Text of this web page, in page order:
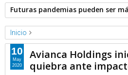
Futuras pandemias pueden ser
Inicio
Forbes
Noticias
Avianca Holdings inicia proceso de
Covid-19
Avianca Holdings
quiebra ante
10
May
2020